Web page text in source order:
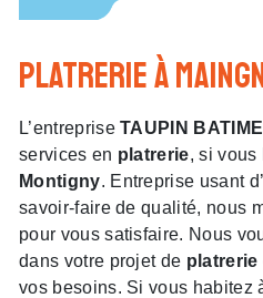
platrerie à
L’entrepriseTAUPIN
services en platrerie, si vous
Montigny. Entreprise usant
savoir-faire de qualité, nous
pour vous satisfaire. Nous
dans votre projet de platrerie
vos besoins. Si vous habitez